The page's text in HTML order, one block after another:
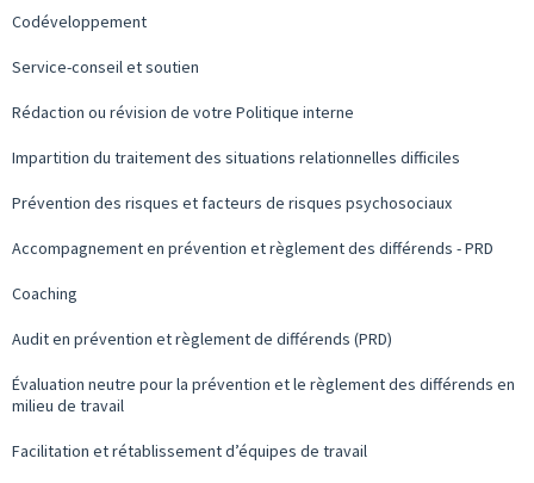
Codéveloppement
Service-conseil et soutien
Rédaction ou révision de votre Politique interne
Impartition du traitement des situations relationnelles difficiles
Prévention des risques et facteurs de risques psychosociaux
Accompagnement en prévention et règlement des différends - PRD
Coaching
Audit en prévention et règlement de différends (PRD)
Évaluation neutre pour la prévention et le règlement des différends en
milieu de travail
Facilitation et rétablissement d’équipes de travail